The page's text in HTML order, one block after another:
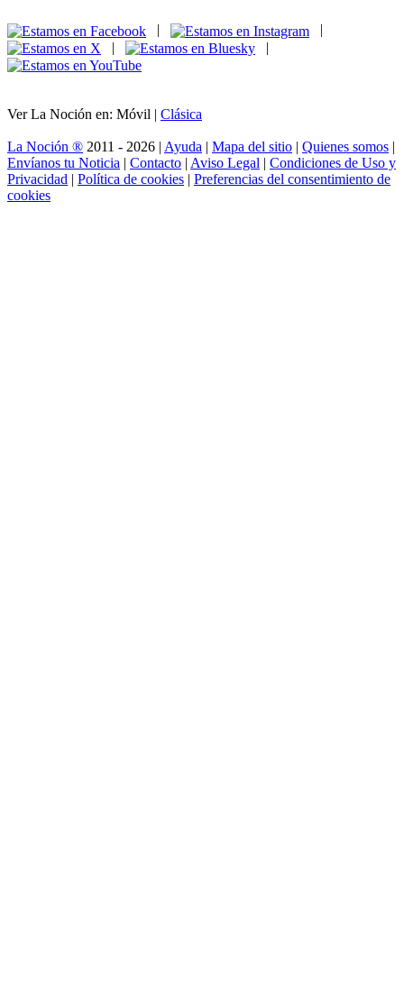
|
|
Ver La Noción en: Móvil | Clásica
La Noción ® 2011 - 2026 | Ayuda | Mapa del sitio | Quienes somos |
Envíanos tu Noticia | Contacto | Aviso Legal | Condiciones de Uso y
Privacidad | Política de cookies | Preferencias del consentimiento de
cookies